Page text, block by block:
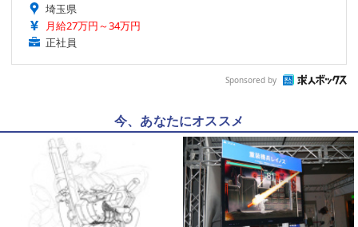
埼玉県
月給27万円～34万円
正社員
Sponsored by
今、あなたにオススメ